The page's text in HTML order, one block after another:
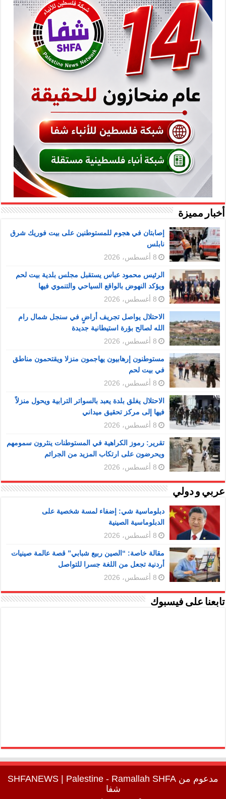
أخبار مميزة
إصابتان في هجوم للمستوطنين على بيت فوريك شرق
نابلس
8 أغسطس، 2026
الرئيس محمود عباس يستقبل مجلس بلدية بيت لحم
ويؤكد النهوض بالواقع السياحي والتنموي فيها
8 أغسطس، 2026
الاحتلال يواصل تجريف أراضٍ في سنجل شمال رام
الله لصالح بؤرة استيطانية جديدة
8 أغسطس، 2026
مستوطنون إرهابيون يهاجمون منزلا ويقتحمون مناطق
في بيت لحم
8 أغسطس، 2026
الاحتلال يغلق بلدة يعبد بالسواتر الترابية ويحول منزلاً
فيها إلى مركز تحقيق ميداني
8 أغسطس، 2026
تقرير: رموز الكراهية في المستوطنات ينثرون سمومهم
ويحرضون على ارتكاب المزيد من الجرائم
8 أغسطس، 2026
عربي و دولي
دبلوماسية شي: إضفاء لمسة شخصية على
الدبلوماسية الصينية
8 أغسطس، 2026
مقالة خاصة: “الصين ربيع شبابي” قصة عالمة صينيات
أردنية تجعل من اللغة جسرا للتواصل
8 أغسطس، 2026
تابعنا على فيسبوك
مدعوم من SHFANEWS | Palestine - Ramallah SHFA
شفا